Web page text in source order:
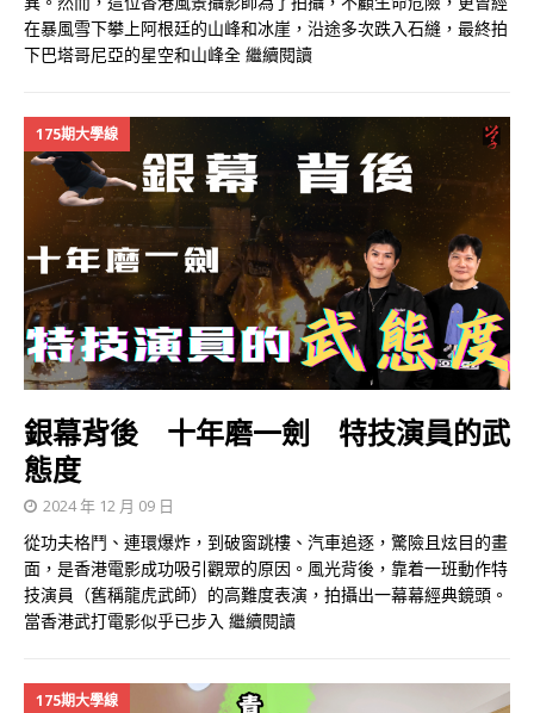
在暴風雪下攀上阿根廷的山峰和冰崖，沿途多次跌入石縫，最終拍
下巴塔哥尼亞的星空和山峰全 繼續閱讀
175期大學線
銀幕背後 十年磨一劍 特技演員的武
態度
2024 年 12 月 09 日
從功夫格鬥、連環爆炸，到破窗跳樓、汽車追逐，驚險且炫目的畫
面，是香港電影成功吸引觀眾的原因。風光背後，靠着一班動作特
技演員（舊稱龍虎武師）的高難度表演，拍攝出一幕幕經典鏡頭。
當香港武打電影似乎已步入 繼續閱讀
175期大學線